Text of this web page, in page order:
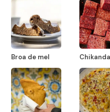
Broa de mel Chikanda